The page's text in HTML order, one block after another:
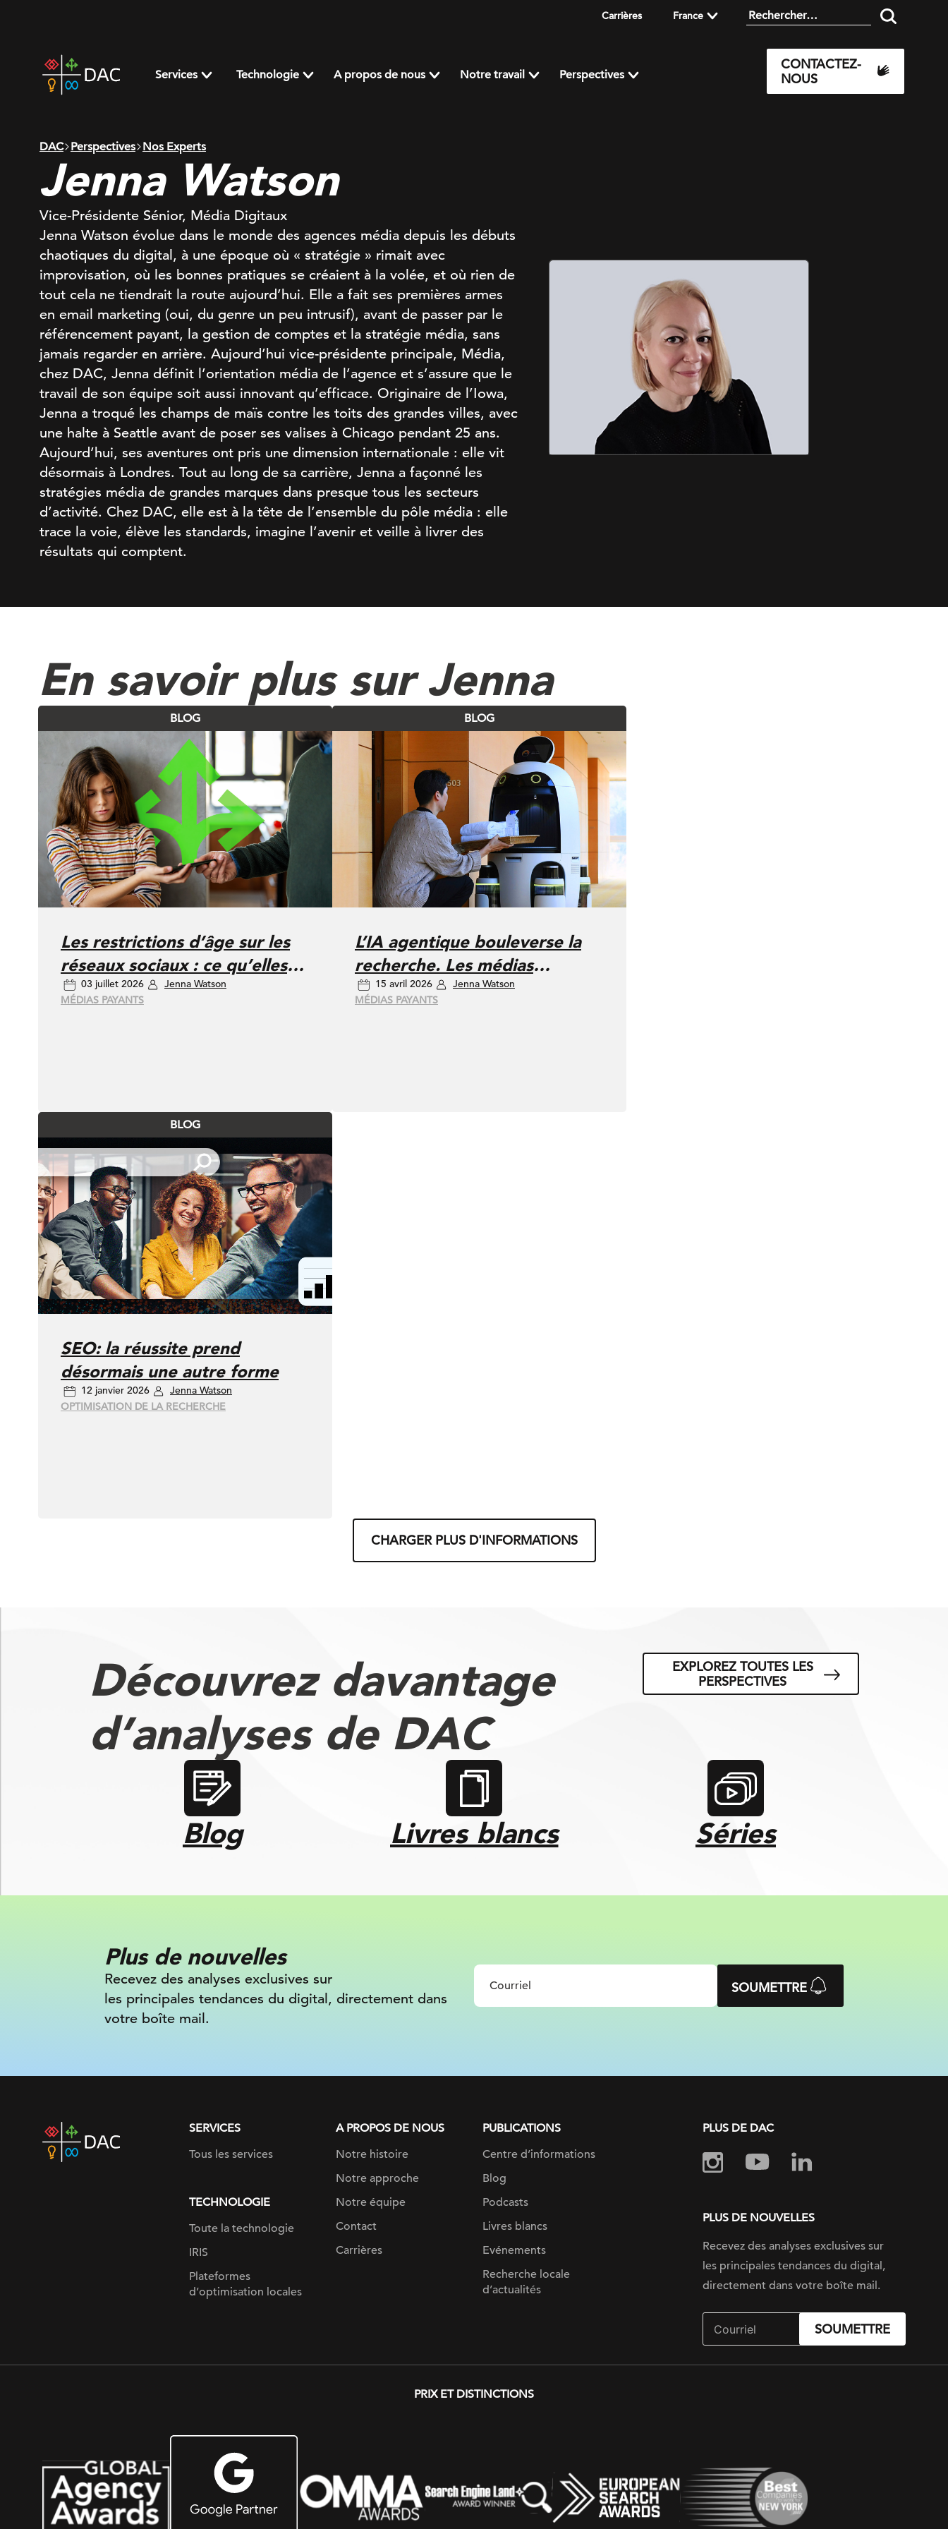
Carrières France
home
page
Services Technologie A propos de nous Notre travail Perspectives
CONTACTEZ-
NOUS
DAC Perspectives Nos Experts
Jenna Watson
Vice-Présidente Sénior, Média Digitaux
Jenna Watson évolue dans le monde des agences média depuis les débuts
chaotiques du digital, à une époque où « stratégie » rimait avec
improvisation, où les bonnes pratiques se créaient à la volée, et où rien de
tout cela ne tiendrait la route aujourd’hui. Elle a fait ses premières armes
en email marketing (oui, du genre un peu intrusif), avant de passer par le
référencement payant, la gestion de comptes et la stratégie média, sans
jamais regarder en arrière. Aujourd’hui vice-présidente principale, Média,
chez DAC, Jenna définit l’orientation média de l’agence et s’assure que le
travail de son équipe soit aussi innovant qu’efficace. Originaire de l’Iowa,
Jenna a troqué les champs de maïs contre les toits des grandes villes, avec
une halte à Seattle avant de poser ses valises à Chicago pendant 25 ans.
Aujourd’hui, ses aventures ont pris une dimension internationale : elle vit
désormais à Londres. Tout au long de sa carrière, Jenna a façonné les
stratégies média de grandes marques dans presque tous les secteurs
d’activité. Chez DAC, elle est à la tête de l’ensemble du pôle média : elle
trace la voie, élève les standards, imagine l’avenir et veille à livrer des
résultats qui comptent.
En savoir plus sur Jenna
BLOG
Les restrictions d’âge sur les
réseaux sociaux : ce qu’elles
signifient pour les marques et
les annonceurs
03 juillet 2026
Jenna Watson
MÉDIAS PAYANTS
BLOG
L’IA agentique bouleverse la
recherche. Les médias
payants n’y échapperont pas.
15 avril 2026
Jenna Watson
MÉDIAS PAYANTS
BLOG
SEO: la réussite prend
désormais une autre forme
12 janvier 2026
Jenna Watson
OPTIMISATION DE LA RECHERCHE
CHARGER PLUS D'INFORMATIONS
Découvrez davantage
d’analyses de DAC
EXPLOREZ TOUTES LES
PERSPECTIVES
Blog Livres blancs Séries
Plus de nouvelles
Recevez des analyses exclusives sur
les principales tendances du digital, directement dans
votre boîte mail.
SOUMETTRE
DAC
home
SERVICES
Tous les services
TECHNOLOGIE
Toute la technologie
IRIS
Plateformes
d’optimisation locales
A PROPOS DE NOUS
Notre histoire
Notre approche
Notre équipe
Contact
Carrières
PUBLICATIONS
Centre d’informations
Blog
Podcasts
Livres blancs
Evénements
Recherche locale
d’actualités
PLUS DE DAC
PLUS DE NOUVELLES
Recevez des analyses exclusives sur
les principales tendances du digital,
directement dans votre boîte mail.
SOUMETTRE
PRIX ​​ET DISTINCTIONS